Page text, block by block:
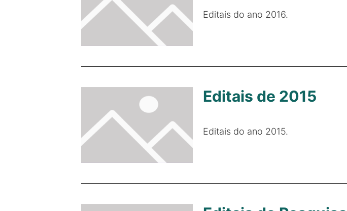
Editais do ano 2016.
Editais de 2015
Editais do ano 2015.